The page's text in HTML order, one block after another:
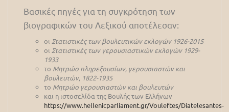
Βασικές πηγές για τη συγκρότηση των
βιογραφικών του Λεξικού αποτέλεσαν:
οι Στατιστικές των βουλευτικών εκλογών 1926-2015
οι Στατιστικές των γερουσιαστικών εκλογών 1929-
1933
το Μητρώο πληρεξουσίων, γερουσιαστών και
βουλευτών, 1822-1935
το Μητρώο γερουσιαστών και βουλευτών
και η ιστοσελίδα της Βουλής των Ελλήνων
https://www.hellenicparliament.gr/Vouleftes/Diatelesantes-